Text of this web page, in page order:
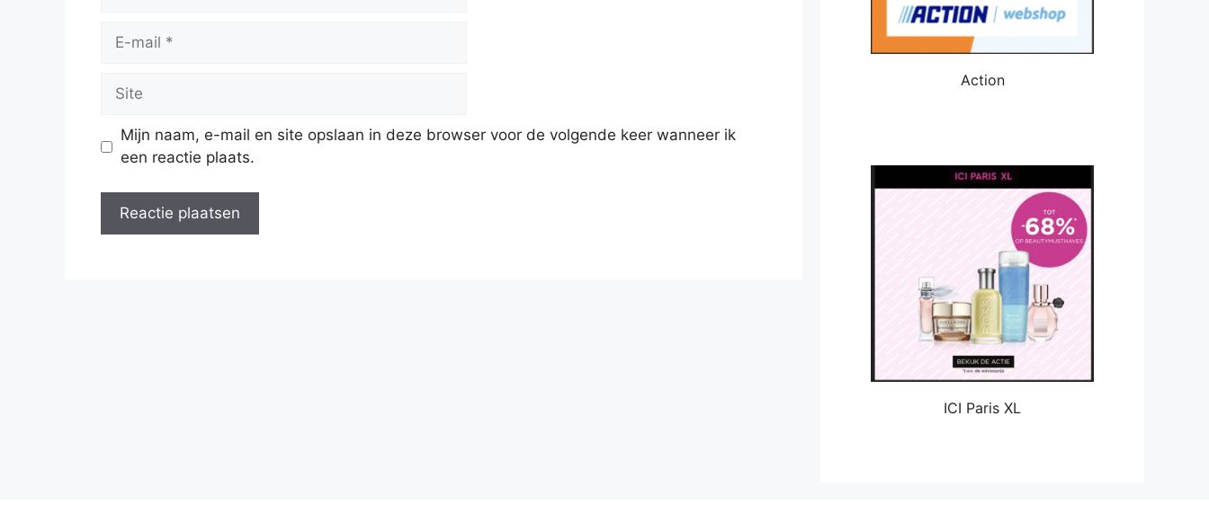
Site
Mijn naam, e-mail en site opslaan in deze browser voor de volgende keer wanneer ik
een reactie plaats.
Action
ICI Paris XL